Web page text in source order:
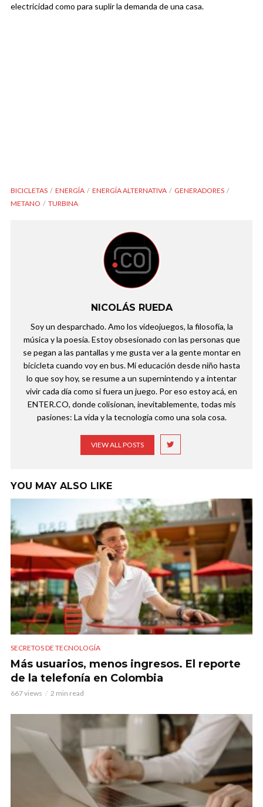
electricidad como para suplir la demanda de una casa.
BICICLETAS ENERGÍA ENERGÍA ALTERNATIVA
GENERADORES
METANO
TURBINA
NICOLÁS RUEDA
Soy un desparchado. Amo los videojuegos, la filosofía, la
música y la poesía. Estoy obsesionado con las personas que
se pegan a las pantallas y me gusta ver a la gente montar en
bicicleta cuando voy en bus. Mi educación desde niño hasta
lo que soy hoy, se resume a un supernintendo y a intentar
vivir cada día como si fuera un juego. Por eso estoy acá, en
ENTER.CO, donde colisionan, inevitablemente, todas mis
pasiones: La vida y la tecnología como una sola cosa.
VIEW ALL POSTS
YOU MAY ALSO LIKE
SECRETOS DE TECNOLOGÍA
Más usuarios, menos ingresos. El reporte
de la telefonía en Colombia
667 views 2 min read